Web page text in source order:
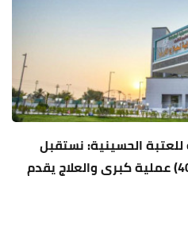
للعتبة الحسينية: نستقبل
(100) حالة يوميا وتم اجراء (40) عملية كبرى والعلاج يقدم